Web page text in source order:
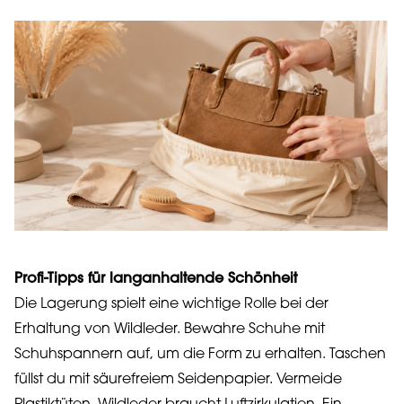
Profi-Tipps für langanhaltende Schönheit
Die Lagerung spielt eine wichtige Rolle bei der
Erhaltung von Wildleder. Bewahre Schuhe mit
Schuhspannern auf, um die Form zu erhalten. Taschen
füllst du mit säurefreiem Seidenpapier. Vermeide